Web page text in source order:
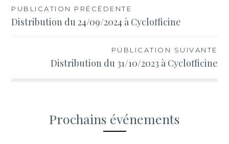
Navigation
de
PUBLICATION PRÉCÉDENTE
Distribution du 24/09/2024 à Cyclofficine
PUBLICATION SUIVANTE
Distribution du 31/10/2023 à Cyclofficine
Prochains événements